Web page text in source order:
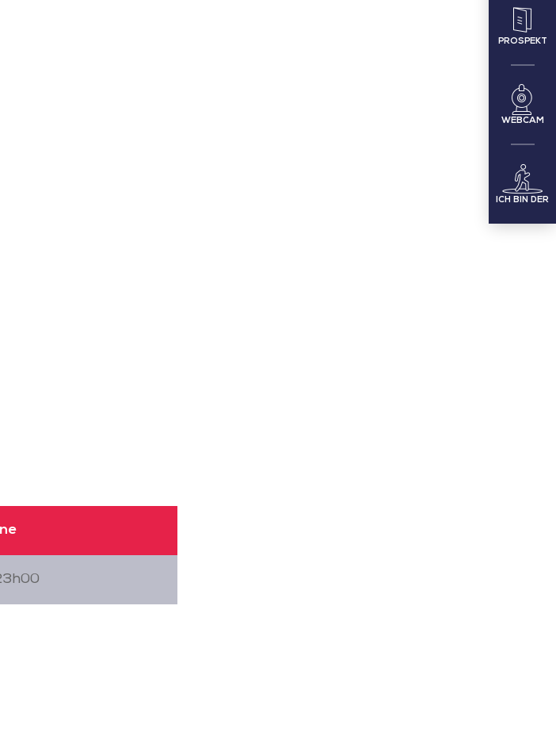
PROSPEKT
WEBCAM
ICH BIN DER